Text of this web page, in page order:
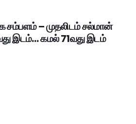
சம்பளம் – முதலிடம் சல்மான்
இடம்… கமல் 71வது இடம்